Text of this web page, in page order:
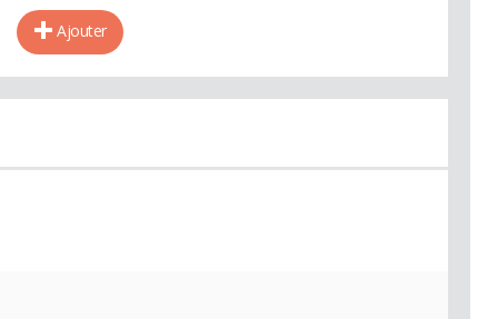
Ajouter